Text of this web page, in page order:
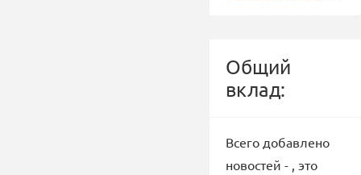
Общий
вклад:
Всего добавлено
новостей - , это